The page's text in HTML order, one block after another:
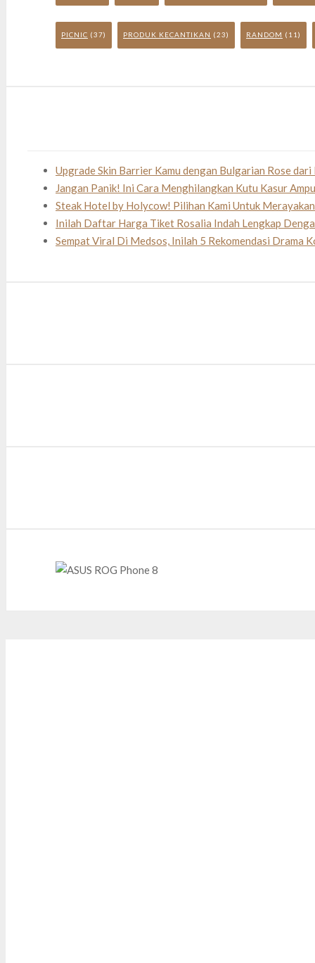
PICNIC (37) PRODUK KECANTIKAN (23) RANDOM (11)
Upgrade Skin Barrier Kamu dengan Bulgarian Rose
Jangan Panik! Ini Cara Menghilangkan Kutu Kasur
Steak Hotel by Holycow! Pilihan Kami Untuk
Inilah Daftar Harga Tiket Rosalia Indah Lengkap
Sempat Viral Di Medsos, Inilah 5 Rekomendasi Drama